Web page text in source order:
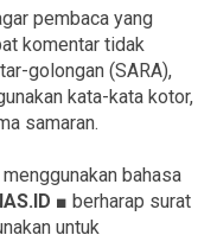
pembaca yang
komentar tidak
golongan (SARA),
kata-kata kotor,
samaran.
bahasa
■ berharap surat
untuk